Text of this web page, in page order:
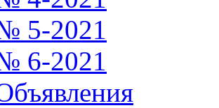
5-2021
6-2021